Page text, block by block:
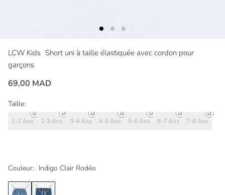
LCW Kids Short uni à taille élastiquée avec cordon pour
garçons
69,00 MAD
Couleur: Indigo Clair Rodéo
Taille:
1-2 Ans 2-3 Ans 3-4 Ans 4-5 Ans 5-6 Ans 6-7 Ans 7-8 Ans